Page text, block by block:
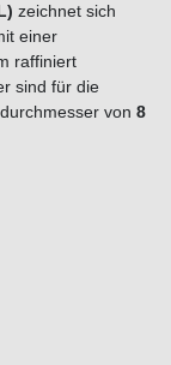
zeichnet sich
einer
raffiniert
sind für die
von 8